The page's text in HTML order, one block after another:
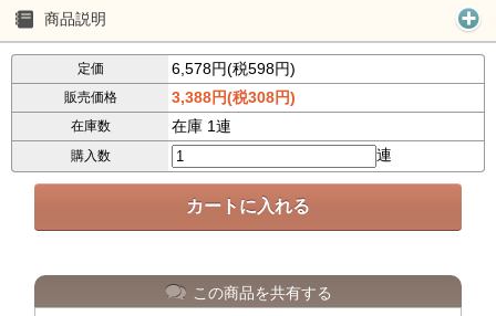
商品説明
定価 6,578円(税598円)
販売価格 3,388円(税308円)
在庫数 在庫 1連
購入数 連
この商品を共有する